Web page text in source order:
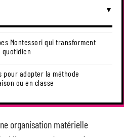
Montessori qui transforment
quotidien
pour adopter la méthode
ou en classe
organisation matérielle